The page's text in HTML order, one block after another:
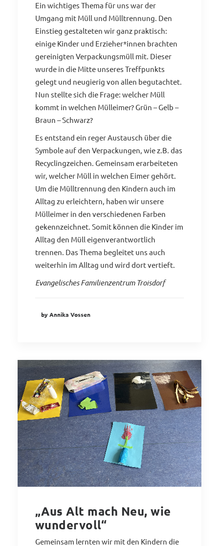
Ein wichtiges Thema für uns war der
Umgang mit Müll und Mülltrennung. Den
Einstieg gestalteten wir ganz praktisch:
einige Kinder und Erzieher*innen brachten
gereinigten Verpackungsmüll mit. Dieser
wurde in die Mitte unseres Treffpunkts
gelegt und neugierig von allen begutachtet.
Nun stellte sich die Frage: welcher Müll
kommt in welchen Mülleimer? Grün – Gelb –
Braun – Schwarz?
Es entstand ein reger Austausch über die
Symbole auf den Verpackungen, wie z.B. das
Recyclingzeichen. Gemeinsam erarbeiteten
wir, welcher Müll in welchen Eimer gehört.
Um die Mülltrennung den Kindern auch im
Alltag zu erleichtern, haben wir unsere
Mülleimer in den verschiedenen Farben
gekennzeichnet. Somit können die Kinder im
Alltag den Müll eigenverantwortlich
trennen. Das Thema begleitet uns auch
weiterhin im Alltag und wird dort vertieft.
Evangelisches Familienzentrum Troisdorf
by Annika Vossen
„Aus Alt mach Neu, wie
wundervoll“
Gemeinsam lernten wir mit den Kindern die